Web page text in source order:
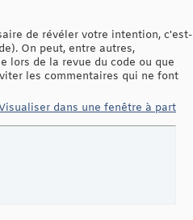
de révéler votre intention, c'est-
On peut, entre autres,
lors de la revue du code ou que
les commentaires qui ne font
dans une fenêtre à part